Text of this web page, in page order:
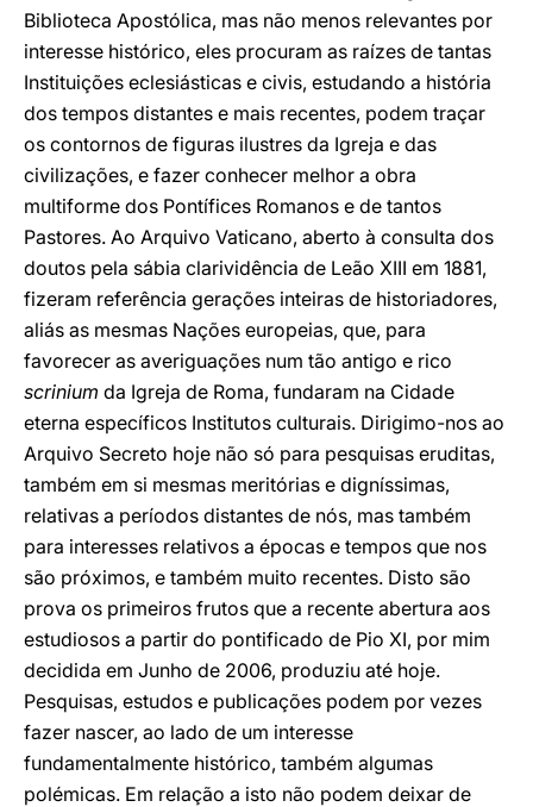
Biblioteca Apostólica, mas não menos relevantes por
interesse histórico, eles procuram as raízes de tantas
Instituições eclesiásticas e civis, estudando a história
dos tempos distantes e mais recentes, podem traçar
os contornos de figuras ilustres da Igreja e das
civilizações, e fazer conhecer melhor a obra
multiforme dos Pontífices Romanos e de tantos
Pastores. Ao Arquivo Vaticano, aberto à consulta dos
doutos pela sábia clarividência de Leão XIII em 1881,
fizeram referência gerações inteiras de historiadores,
aliás as mesmas Nações europeias, que, para
favorecer as averiguações num tão antigo e rico
scrinium da Igreja de Roma, fundaram na Cidade
eterna específicos Institutos culturais. Dirigimo-nos ao
Arquivo Secreto hoje não só para pesquisas eruditas,
também em si mesmas meritórias e digníssimas,
relativas a períodos distantes de nós, mas também
para interesses relativos a épocas e tempos que nos
são próximos, e também muito recentes. Disto são
prova os primeiros frutos que a recente abertura aos
estudiosos a partir do pontificado de Pio XI, por mim
decidida em Junho de 2006, produziu até hoje.
Pesquisas, estudos e publicações podem por vezes
fazer nascer, ao lado de um interesse
fundamentalmente histórico, também algumas
polémicas. Em relação a isto não podem deixar de